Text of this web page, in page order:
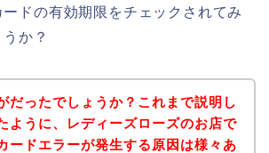
ドの有効期限をチェックされてみ
か？
だったでしょうか？これまで説明し
ように、レディーズローズのお店で
ードエラーが発生する原因は様々あ